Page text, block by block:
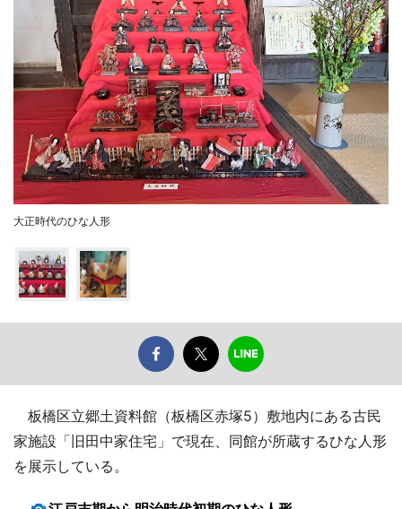
大正時代のひな人形
板橋区立郷土資料館（板橋区赤塚5）敷地内にある古民
家施設「旧田中家住宅」で現在、同館が所蔵するひな人形
を展示している。